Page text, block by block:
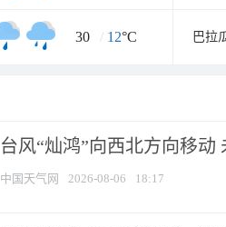
30 / 12°C 巴拉
台风“灿鸿”向西北方向移动
中国天气网 2026-08-06 18:17